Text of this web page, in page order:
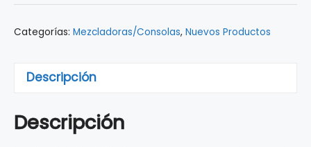
Categorías: Mezcladoras/Consolas, Nuevos Productos
Descripción
Descripción